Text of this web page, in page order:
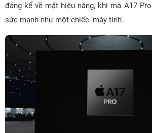
đáng kể về mặt hiệu năng, khi mà A17
sức mạnh như một chiếc 'máy tính'.